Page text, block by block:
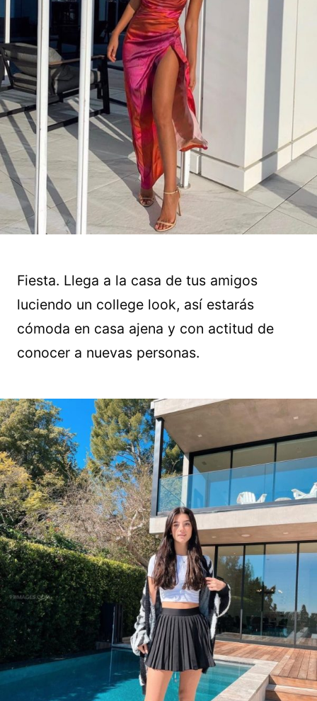
Fiesta. Llega a la casa de tus amigos
luciendo un college look, así estarás
cómoda en casa ajena y con actitud de
conocer a nuevas personas.